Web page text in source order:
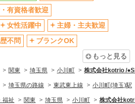
主婦・主夫歓迎
学歴不問
ミドル（40代～）活躍中
シニア（60代～）活躍中
ボーナス・賞与あり
完全週休2日制
禁煙・分煙
有資格者歓迎
女性活躍中
主婦・主夫歓迎
不問
ブランクOK
もっと見る
関東 埼玉県 小川町 株式会社kotrio /
埼玉県の路線 東武東上線 小川町(埼玉)駅
福祉 関東 埼玉県 小川町 株式会社